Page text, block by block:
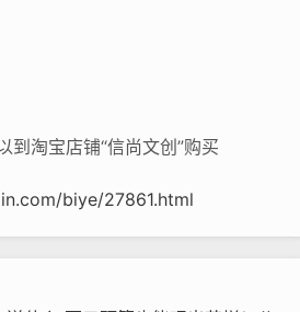
到淘宝店铺“信尚文创”购买
biye/27861.html